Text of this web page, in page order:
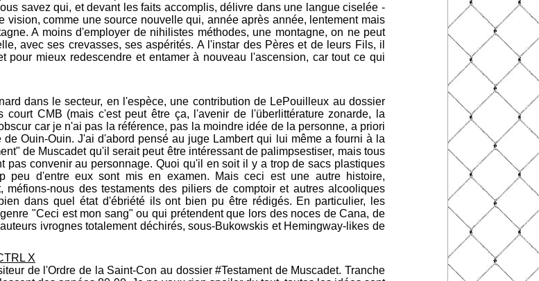
savez qui, et devant les faits accomplis, délivre dans une langue ciselée -
vision, comme une source nouvelle qui, année après année, lentement mais
A moins d'employer de nihilistes méthodes, une montagne, on ne peut
avec ses crevasses, ses aspérités. A l'instar des Pères et de leurs Fils, il
pour mieux redescendre et entamer à nouveau l'ascension, car tout ce qui
dans le secteur, en l'espèce, une contribution de LePouilleux au dossier
court CMB (mais c'est peut être ça, l'avenir de l'überlittérature zonarde, la
car je n'ai pas la référence, pas la moindre idée de la personne, a priori
Ouin-Ouin. J'ai d'abord pensé au juge Lambert qui lui même a fourni à la
de Muscadet qu'il serait peut être intéressant de palimpsestiser, mais tous
pas convenir au personnage. Quoi qu'il en soit il y a trop de sacs plastiques
peu d'entre eux sont mis en examen. Mais ceci est une autre histoire,
méfions-nous des testaments des piliers de comptoir et autres alcooliques
dans quel état d'ébriété ils ont bien pu être rédigés. En particulier, les
"Ceci est mon sang" ou qui prétendent que lors des noces de Cana, de
ivrognes totalement déchirés, sous-Bukowskis et Hemingway-likes de
X
de l'Ordre de la Saint-Con au dossier #Testament de Muscadet. Tranche